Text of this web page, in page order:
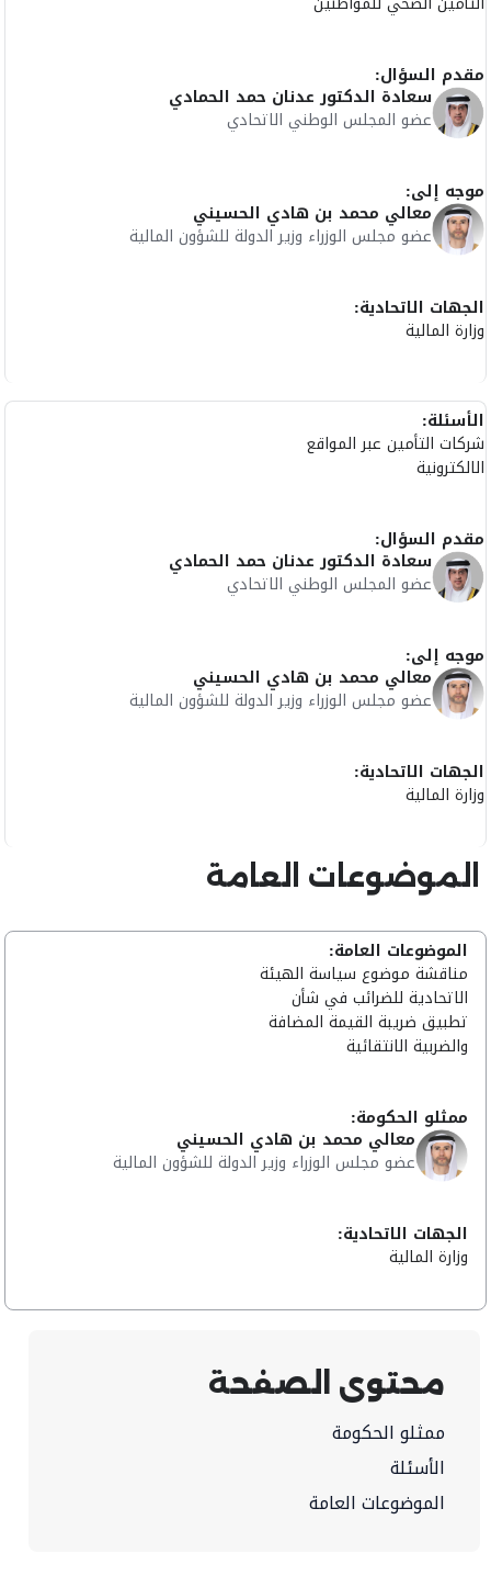
مقدم السؤال:
سعادة الدكتور عدنان حمد الحمادي
عضو المجلس الوطني الاتحادي
موجه إلى:
معالي محمد بن هادي الحسيني
عضو مجلس الوزراء وزير الدولة للشؤون المالية
الجهات الاتحادية:
وزارة المالية
الأسئلة:
شركات التأمين عبر المواقع
الالكترونية
مقدم السؤال:
سعادة الدكتور عدنان حمد الحمادي
عضو المجلس الوطني الاتحادي
موجه إلى:
معالي محمد بن هادي الحسيني
عضو مجلس الوزراء وزير الدولة للشؤون المالية
الجهات الاتحادية:
وزارة المالية
الموضوعات العامة
الموضوعات العامة:
مناقشة موضوع سياسة الهيئة
الاتحادية للضرائب في شأن
تطبيق ضريبة القيمة المضافة
والضربية الانتقائية
ممثلو الحكومة:
معالي محمد بن هادي الحسيني
عضو مجلس الوزراء وزير الدولة للشؤون المالية
الجهات الاتحادية:
وزارة المالية
محتوى الصفحة
ممثلو الحكومة
الأسئلة
الموضوعات العامة